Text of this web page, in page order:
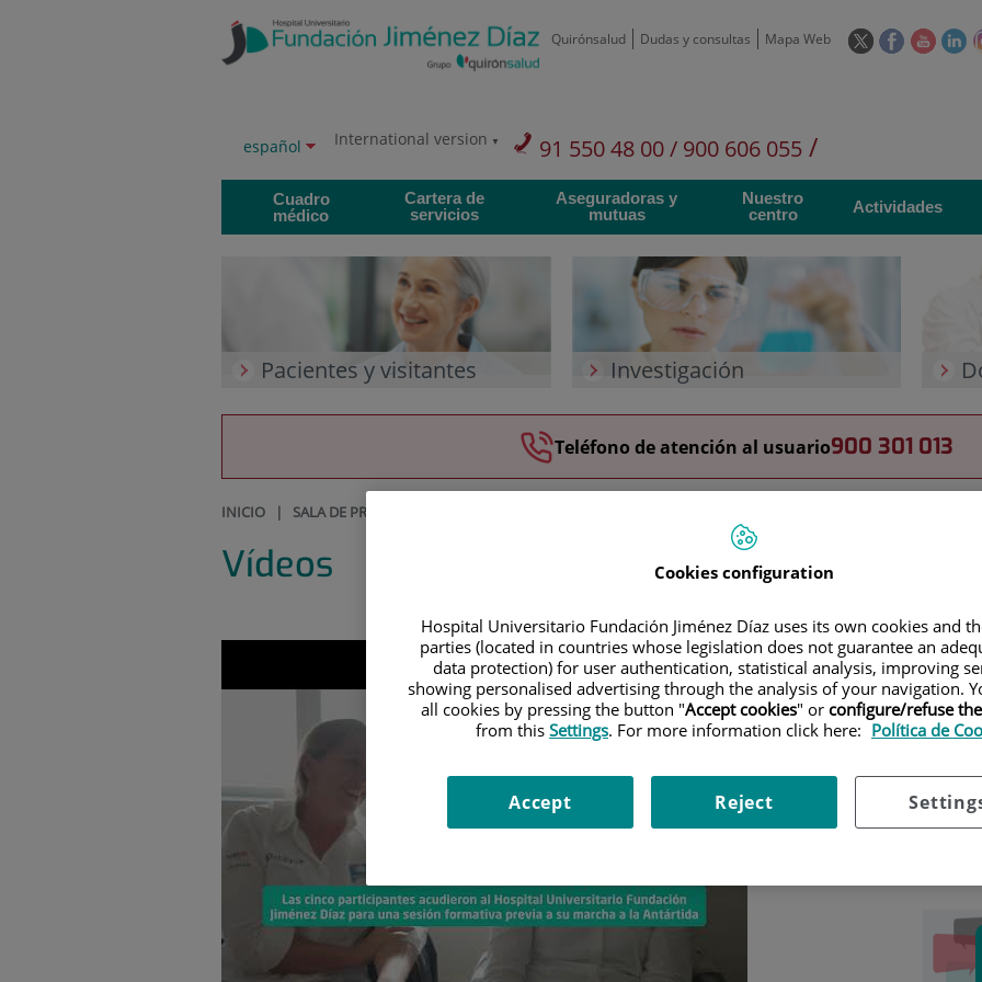
contenido
Quirónsalud Dudas y consultas Mapa Web
Este
ventana
nueva.
Este
ventana
nueva.
Este
nueva.
Selector
Idioma
español International version 91 550 48 00 / 900 606 055/
Privados: 91 090 05 16
Cuadro
médico
Cartera de
servicios
Aseguradoras y
mutuas
Nuestro
centro
Actividades
Pacientes y visitantes Investigación
Teléfono de atención al usuario900 301 013
INICIO | SALA DE PRENSA
Vídeos
90
Cookies configuration
Hospital Universitario Fundación Jiménez Díaz uses its own cookies and
parties (located in countries whose legislation does not guarantee an
data protection) for user authentication, statistical analysis, improving
showing personalised advertising through the analysis of your navigation.
all cookies by pressing the button "Accept cookies" or configure/refuse
from this Settings. For more information click here: Política de
Reject
Accept